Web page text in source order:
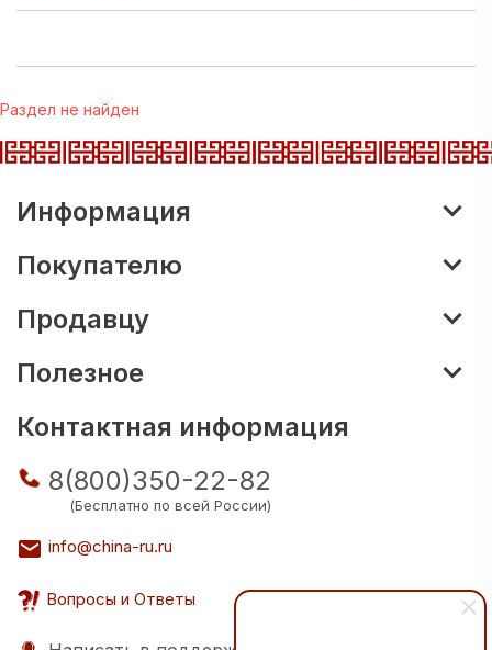
Раздел не найден
Информация
Покупателю
Продавцу
Полезное
Контактная информация
8(800)350-22-82
(Бесплатно по всей России)
info@china-ru.ru
Вопросы и Ответы